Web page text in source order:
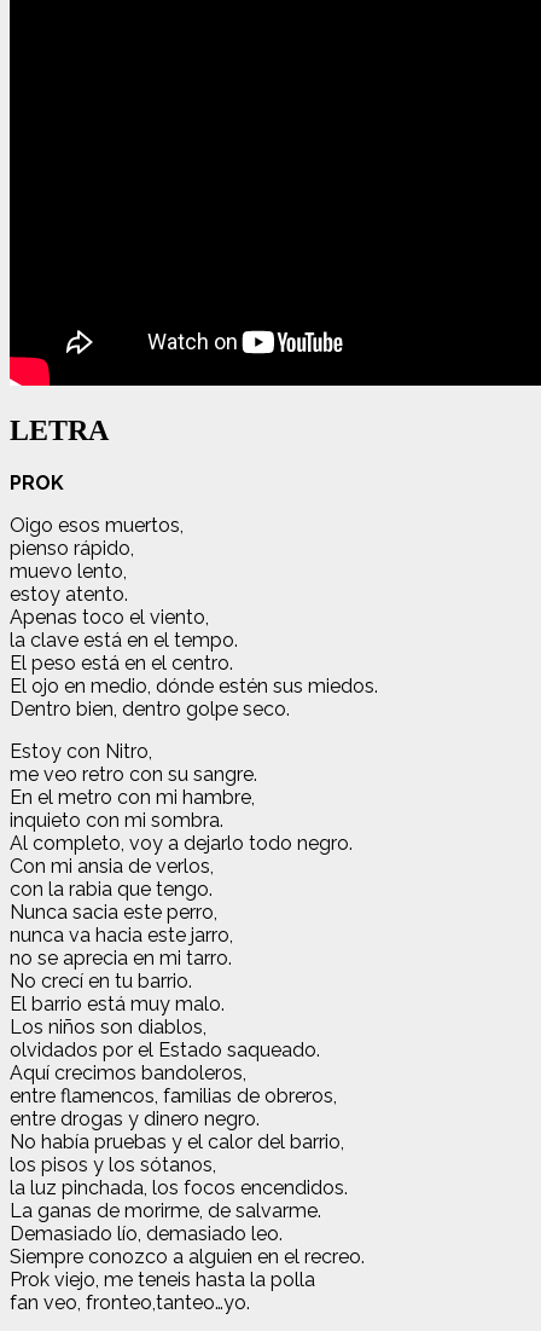
LETRA
PROK
Oigo esos muertos,
pienso rápido,
muevo lento,
estoy atento.
Apenas toco el viento,
la clave está en el tempo.
El peso está en el centro.
El ojo en medio, dónde estén sus miedos.
Dentro bien, dentro golpe seco.
Estoy con Nitro,
me veo retro con su sangre.
En el metro con mi hambre,
inquieto con mi sombra.
Al completo, voy a dejarlo todo negro.
Con mi ansia de verlos,
con la rabia que tengo.
Nunca sacia este perro,
nunca va hacia este jarro,
no se aprecia en mi tarro.
No crecí en tu barrio.
El barrio está muy malo.
Los niños son diablos,
olvidados por el Estado saqueado.
Aquí crecimos bandoleros,
entre flamencos, familias de obreros,
entre drogas y dinero negro.
No había pruebas y el calor del barrio,
los pisos y los sótanos,
la luz pinchada, los focos encendidos.
La ganas de morirme, de salvarme.
Demasiado lío, demasiado leo.
Siempre conozco a alguien en el recreo.
Prok viejo, me teneis hasta la polla
fan veo, fronteo,tanteo…yo.